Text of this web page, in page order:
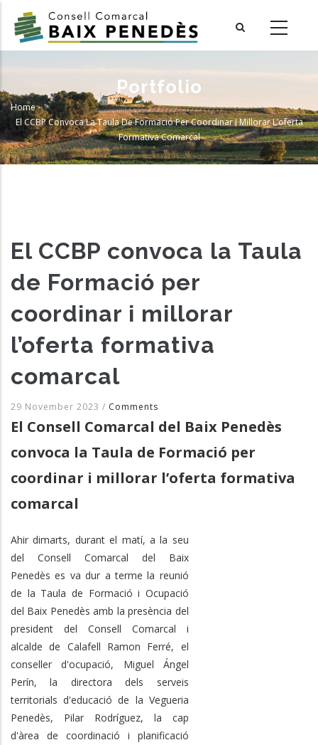
main
Portfolio
Breadcrumb
Home-
El CCBP Convoca La Taula De Formació Per Coordinar I Millorar L’oferta
Formativa Comarcal
El CCBP convoca la Taula
de Formació per
coordinar i millorar
l’oferta formativa
comarcal
29 November 2023 / Comments
El Consell Comarcal del Baix Penedès
convoca la Taula de Formació per
coordinar i millorar l’oferta formativa
comarcal
Ahir dimarts, durant el matí, a la seu
del Consell Comarcal del Baix
Penedès es va dur a terme la reunió
de la Taula de Formació i Ocupació
del Baix Penedès amb la presència del
president del Consell Comarcal i
alcalde de Calafell Ramon Ferré, el
conseller d'ocupació, Miguel Ángel
Perín, la directora dels serveis
territorials d'educació de la Vegueria
Penedès, Pilar Rodríguez, la cap
d'àrea de coordinació i planificació